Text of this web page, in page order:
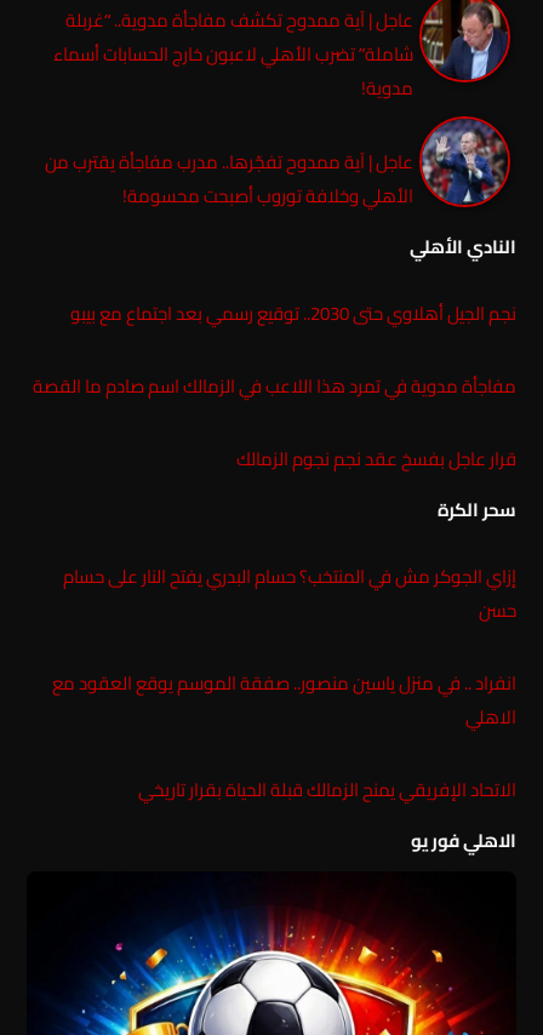
عاجل | آية ممدوح تكشف مفاجأة مدوية.. “غربلة
شاملة” تضرب الأهلي لاعبون خارج الحسابات أسماء
مدوية!
عاجل | آية ممدوح تفجّرها.. مدرب مفاجأة يقترب من
الأهلي وخلافة توروب أصبحت محسومة!
النادي الأهلي
نجم الجيل أهلاوي حتى 2030.. توقيع رسمي بعد اجتماع مع بيبو
مفاجأة مدوية في تمرد هذا اللاعب في الزمالك اسم صادم ما القصة
قرار عاجل بفسخ عقد نجم نجوم الزمالك
سحر الكرة
إزاي الجوكر مش في المنتخب؟ حسام البدري يفتح النار على حسام
حسن
انفراد .. في منزل ياسين منصور.. صفقة الموسم يوقع العقود مع
الاهلي
الاتحاد الإفريقي يمنح الزمالك قبلة الحياة بقرار تاريخي
الاهلي فور يو